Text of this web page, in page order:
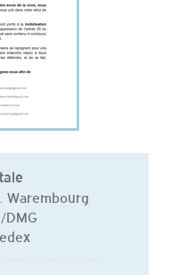
Warembourg
DMG